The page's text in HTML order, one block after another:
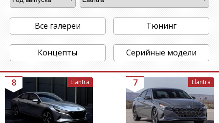
Все галереи Тюнинг
Концепты Серийные модели
8 Elantra 7 Elantra